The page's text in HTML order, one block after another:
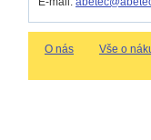
O nás Vše o